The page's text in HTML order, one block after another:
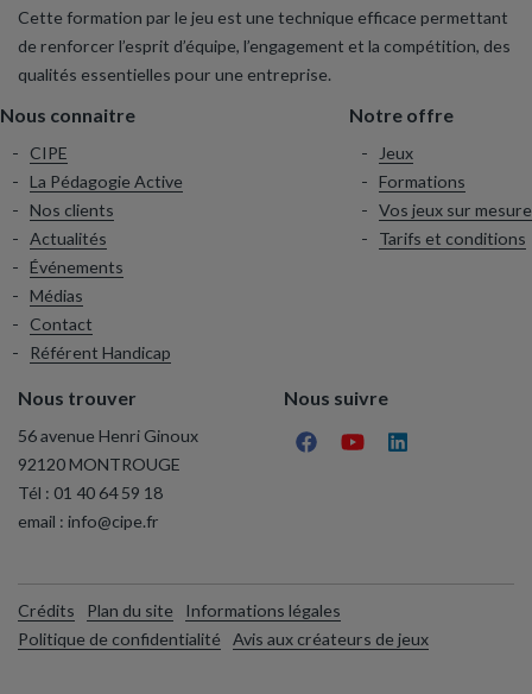
Cette formation par le jeu est une technique efficace permettant
de renforcer l’esprit d’équipe, l’engagement et la compétition, des
qualités essentielles pour une entreprise.
Nous connaitre
CIPE
La Pédagogie Active
Nos clients
Actualités
Événements
Médias
Contact
Référent Handicap
Notre offre
Jeux
Formations
Vos jeux sur mesure
Tarifs et conditions
Nous trouver
56 avenue Henri Ginoux
92120 MONTROUGE
Tél : 01 40 64 59 18
email : info@cipe.fr
Nous suivre
Crédits Plan du site
Informations légales
Politique de confidentialité
Avis aux créateurs de jeux